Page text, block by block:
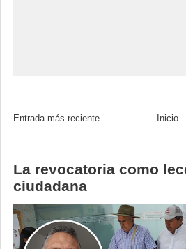
Entrada más reciente Inicio
La revocatoria como
ciudadana